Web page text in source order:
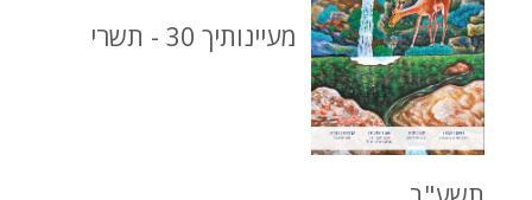
מעיינותיך 30 - תשרי